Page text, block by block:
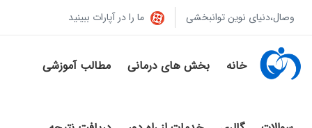
وصال،دنیای نوین توانبخشی ما را در آپارات ببینید
خانه بخش های درمانی مطالب آموزشی